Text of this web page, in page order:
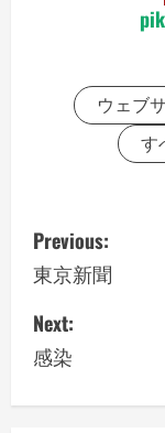
ウェブ
す
P
o
s
t
n
Previous:
東京新聞
Next:
感染